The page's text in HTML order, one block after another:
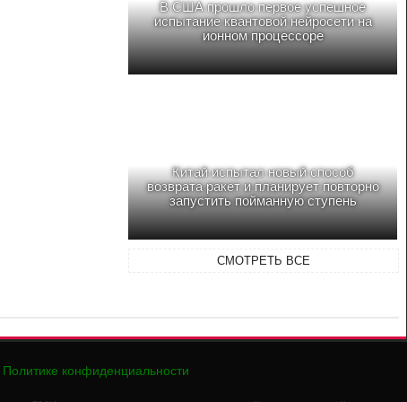
В США прошло первое успешное
испытание квантовой нейросети на
ионном процессоре
Китай испытал новый способ
возврата ракет и планирует повторно
запустить пойманную ступень
СМОТРЕТЬ ВСЕ
Политике конфиденциальности